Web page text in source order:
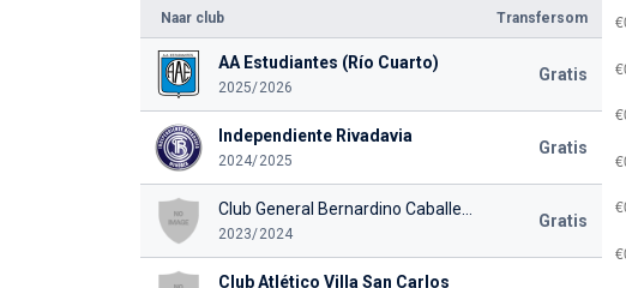
Naar club Transfersom
AA Estudiantes (Río Cuarto)
2025/2026
Gratis
Independiente Rivadavia
2024/2025
Gratis
2023/2024
Gratis
Club Atlético Villa San Carlos